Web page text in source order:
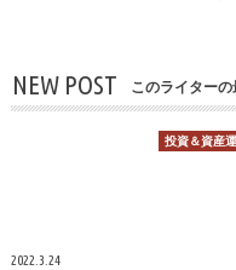
NEW POST このライター
投資＆資産
2022.3.24